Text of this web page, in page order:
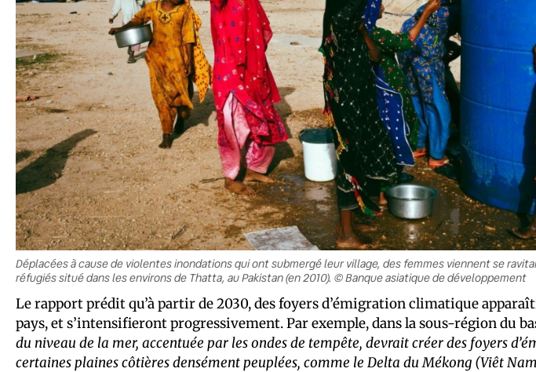
Déplacées à cause de violentes inondations qui ont submergé leur village, des femmes viennent se
réfugiés situé dans les environs de Thatta, au Pakistan (en 2010). © Banque asiatique de développement
Le rapport prédit qu’à partir de 2030, des foyers d’émigration climatique
pays, et s’intensifieront progressivement. Par exemple, dans la sous-région du
du niveau de la mer, accentuée par les ondes de tempête, devrait créer des foyers
certaines plaines côtières densément peuplées, comme le Delta du Mékong (Viêt